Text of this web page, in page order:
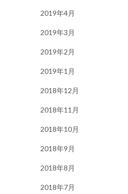
2019年4月
2019年3月
2019年2月
2019年1月
2018年12月
2018年11月
2018年10月
2018年9月
2018年8月
2018年7月